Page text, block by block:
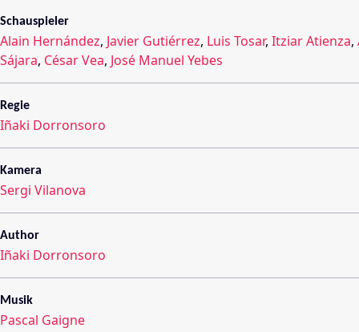
Schauspieler
Alain Hernández, Javier Gutiérrez, Luis Tosar, Itziar Atienza,
Sájara, César Vea, José Manuel Yebes
Regie
Iñaki Dorronsoro
Kamera
Sergi Vilanova
Author
Iñaki Dorronsoro
Musik
Pascal Gaigne